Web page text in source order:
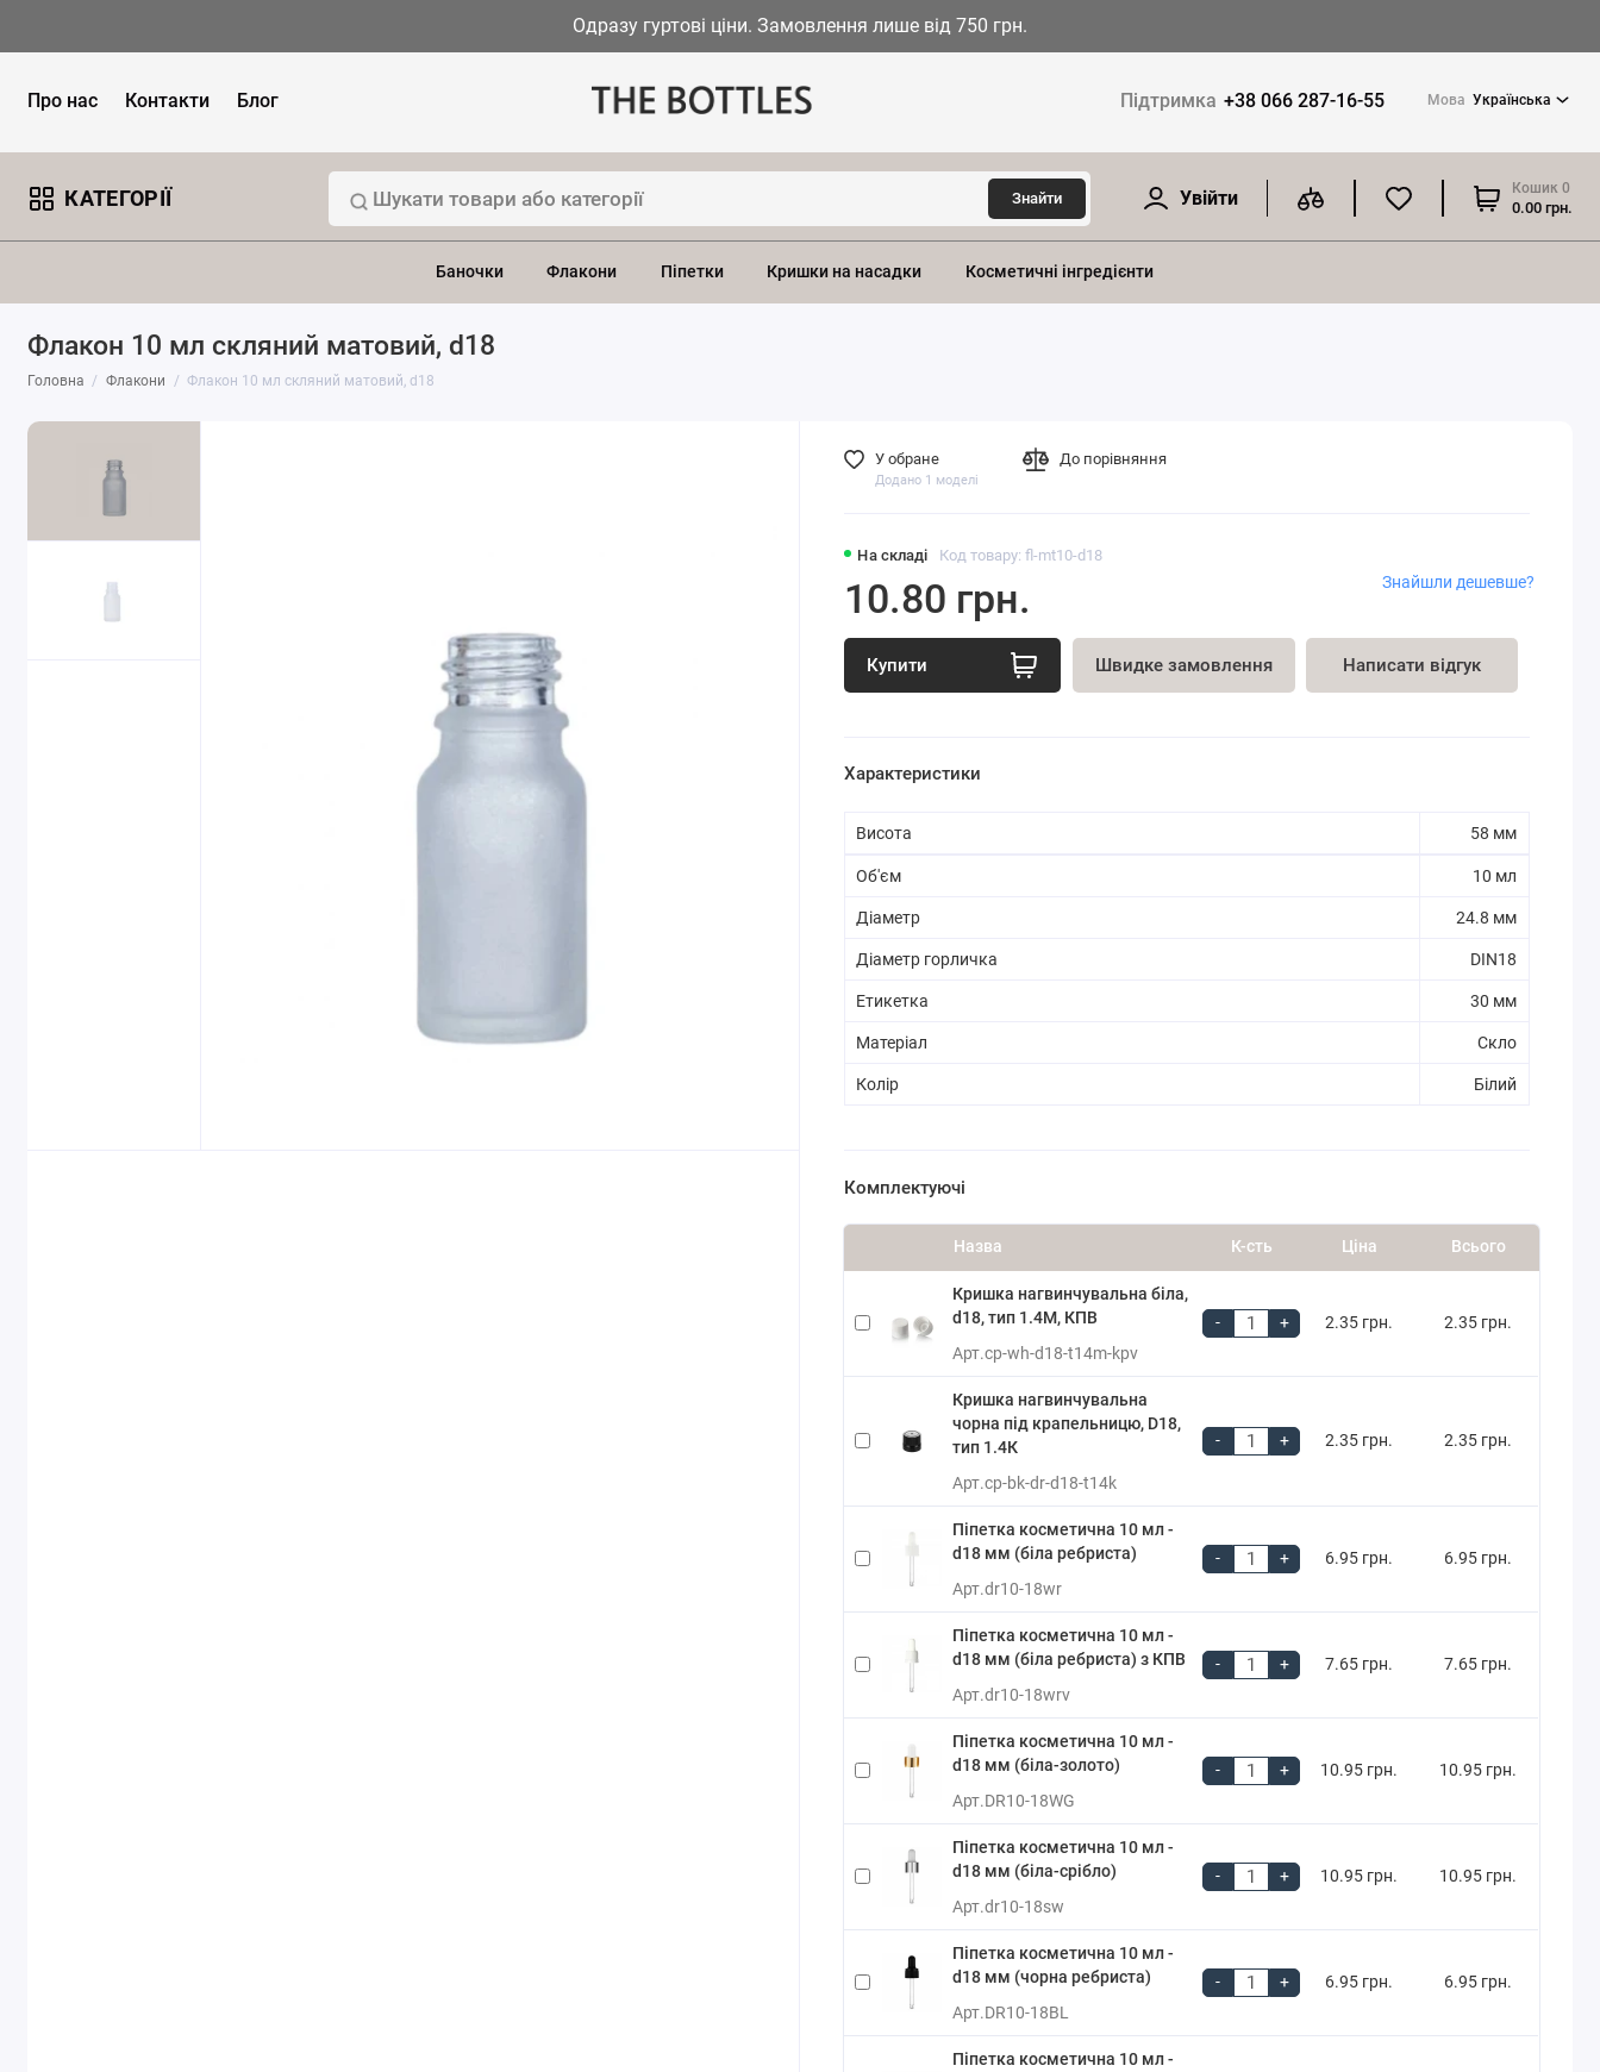
Одразу гуртові ціни. Замовлення лише від 750 грн.
Про нас Контакти Блог Підтримка +38 066 287-16-55 Мова Українська
КАТЕГОРІЇ Знайти Увійти Кошик 0
0.00 грн.
Баночки Флакони Піпетки Кришки на насадки Косметичні інгредієнти
Флакон 10 мл скляний матовий, d18
Головна Флакони Флакон 10 мл скляний матовий, d18
На складі Код товару: fl-mt10-d18
10.80 грн.
Купити Швидке замовлення Написати відгук
Знайшли дешевше?
У обране
Додано 1 моделі
До порівняння
Характеристики
Висота 58 мм
Об'єм 10 мл
Діаметр 24.8 мм
Діаметр горличка DIN18
Етикетка 30 мм
Матеріал Скло
Колір Білий
Комплектуючі
Назва К-сть Ціна Всього
Кришка нагвинчувальна біла,
d18, тип 1.4М, КПВ
Арт.cp-wh-d18-t14m-kpv
- + 2.35 грн. 2.35 грн.
Кришка нагвинчувальна
чорна під крапельницю, D18,
тип 1.4К
Арт.cp-bk-dr-d18-t14k
- + 2.35 грн. 2.35 грн.
Піпетка косметична 10 мл -
d18 мм (біла ребриста)
Арт.dr10-18wr
- + 6.95 грн. 6.95 грн.
Піпетка косметична 10 мл -
d18 мм (біла ребриста) з КПВ
Арт.dr10-18wrv
- + 7.65 грн. 7.65 грн.
Піпетка косметична 10 мл -
d18 мм (біла-золото)
Арт.DR10-18WG
- + 10.95 грн. 10.95 грн.
Піпетка косметична 10 мл -
d18 мм (біла-срібло)
Арт.dr10-18sw
- + 10.95 грн. 10.95 грн.
Піпетка косметична 10 мл -
d18 мм (чорна ребриста)
Арт.DR10-18BL
- + 6.95 грн. 6.95 грн.
Піпетка косметична 10 мл -